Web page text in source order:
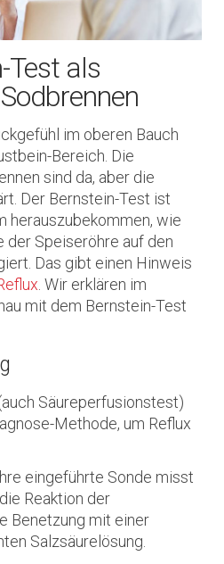
Test als
im oberen Bauch
Bereich. Die
sind da, aber die
Der Bernstein-Test ist
herauszubekommen, wie
der Speiseröhre auf den
Das gibt einen Hinweis
. Wir erklären im
mit dem Bernstein-Test
Säureperfusionstest)
Methode, um Reflux
eingeführte Sonde misst
Reaktion der
Benetzung mit einer
Salzsäurelösung.